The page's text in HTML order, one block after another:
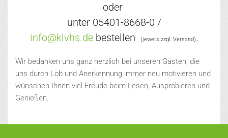
oder
unter 05401-8668-0 /
info@klvhs.debestellen (jeweils zzgl. Versand).
Wir bedanken uns ganz herzlich bei unseren Gästen, die
uns durch Lob und Anerkennung immer neu motivieren und
wünschen Ihnen viel Freude beim Lesen, Ausprobieren und
Genießen.